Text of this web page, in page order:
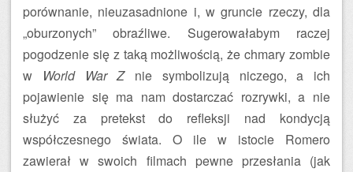
porównanie, nieuzasadnione i, w gruncie rzeczy, dla
„oburzonych” obraźliwe. Sugerowałabym raczej
pogodzenie się z taką możliwością, że chmary zombie
w World War Znie symbolizują niczego, a ich
pojawienie się ma nam dostarczać rozrywki, a nie
służyć za pretekst do refleksji nad kondycją
współczesnego świata. O ile w istocie Romero
zawierał w swoich filmach pewne przesłania (jak